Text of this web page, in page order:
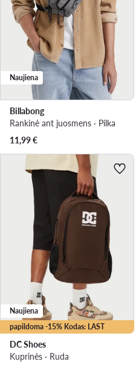
Naujiena
Billabong
Rankinė ant juosmens · Pilka
11,99€
papildoma -15% Kodas: LAST
Naujiena
DC Shoes
Kuprinės · Ruda